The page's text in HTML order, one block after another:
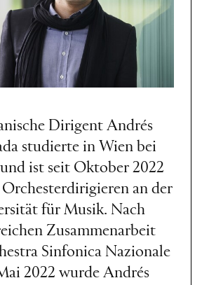
Dirigent Andrés
studierte in Wien bei
ist seit Oktober 2022
an der
für Musik. Nach
Zusammenarbeit
Sinfonica Nazionale
2022 wurde Andrés